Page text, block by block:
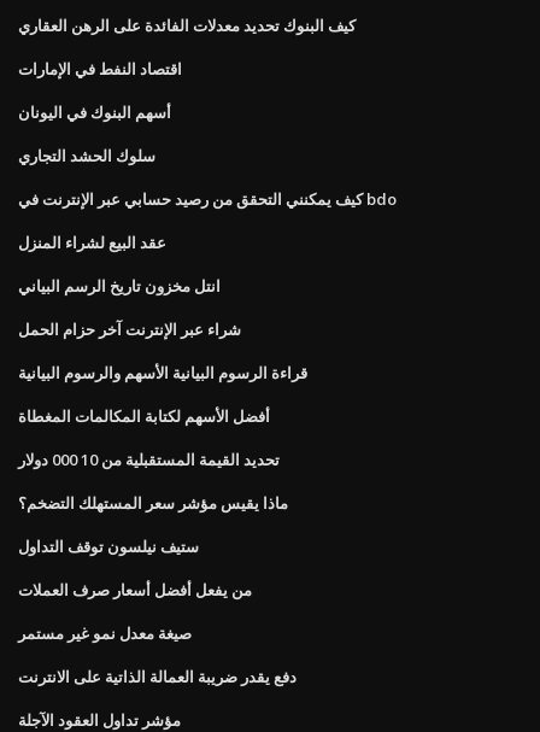
كيف البنوك تحديد معدلات الفائدة على الرهن العقاري
اقتصاد النفط في الإمارات
أسهم البنوك في اليونان
سلوك الحشد التجاري
كيف يمكنني التحقق من رصيد حسابي عبر الإنترنت في bdo
عقد البيع لشراء المنزل
انتل مخزون تاريخ الرسم البياني
شراء عبر الإنترنت آخر حزام الحمل
قراءة الرسوم البيانية الأسهم والرسوم البيانية
أفضل الأسهم لكتابة المكالمات المغطاة
تحديد القيمة المستقبلية من 10 000 دولار
ماذا يقيس مؤشر سعر المستهلك التضخم؟
ستيف نيلسون توقف التداول
من يفعل أفضل أسعار صرف العملات
صيغة معدل نمو غير مستمر
دفع يقدر ضريبة العمالة الذاتية على الانترنت
مؤشر تداول العقود الآجلة